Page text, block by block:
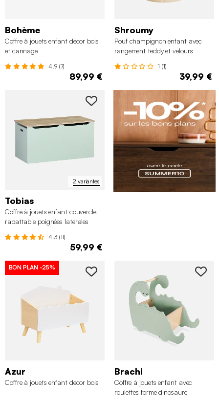
Bohème
Coffre à jouets enfant décor bois
et cannage
4.9 (7)
89,99 €
Shroumy
Pouf champignon enfant avec
rangement teddy et velours
1 (1)
39,99 €
2 variantes
Tobias
Coffre à jouets enfant couvercle
rabattable poignées latérales
4.3 (11)
59,99 €
BON PLAN -25%
Azur
Coffre à jouets enfant décor bois
Brachi
Coffre à jouets enfant avec
roulettes forme dinosaure